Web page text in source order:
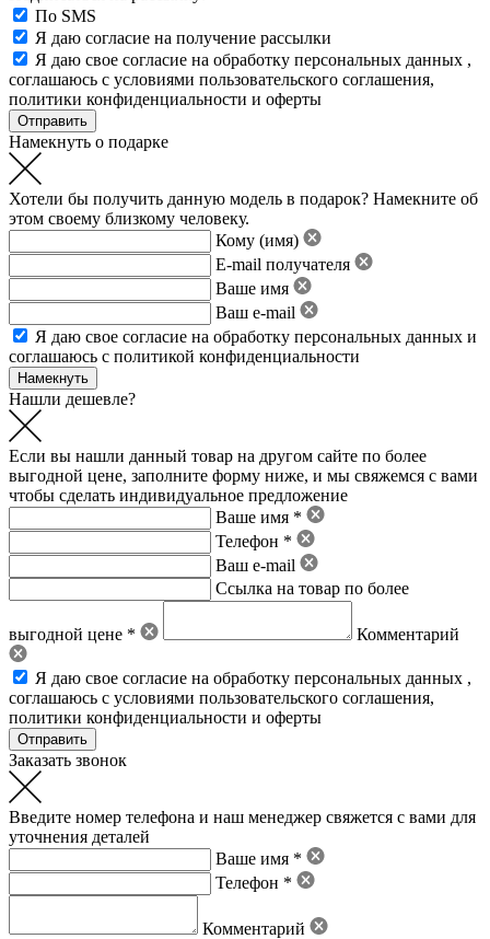
По SMS
Я даю согласие на получение рассылки
Я даю свое согласие на обработку персональных данных ,
соглашаюсь с условиями пользовательского соглашения,
политики конфиденциальности и оферты
Намекнуть о подарке
Хотели бы получить данную модель в подарок? Намекните об
этом своему близкому человеку.
Кому (имя)
E-mail получателя
Ваше имя
Ваш e-mail
Я даю свое согласие на обработку персональных данных и
соглашаюсь с политикой конфиденциальности
Нашли дешевле?
Если вы нашли данный товар на другом сайте по более
выгодной цене, заполните форму ниже, и мы свяжемся с вами
чтобы сделать индивидуальное предложение
Ваше имя *
Телефон *
Ваш e-mail
Ссылка на товар по более
выгодной цене * Комментарий
Я даю свое согласие на обработку персональных данных ,
соглашаюсь с условиями пользовательского соглашения,
политики конфиденциальности и оферты
Заказать звонок
Введите номер телефона и наш менеджер свяжется с вами для
уточнения деталей
Ваше имя *
Телефон *
Комментарий